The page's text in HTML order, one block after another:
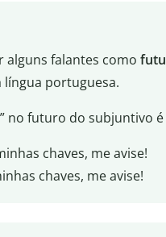
alguns falantes como
língua portuguesa.
no futuro do subjuntivo é
chaves, me avise!
chaves, me avise!